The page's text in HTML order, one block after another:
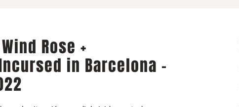
Rose +
in Barcelona -